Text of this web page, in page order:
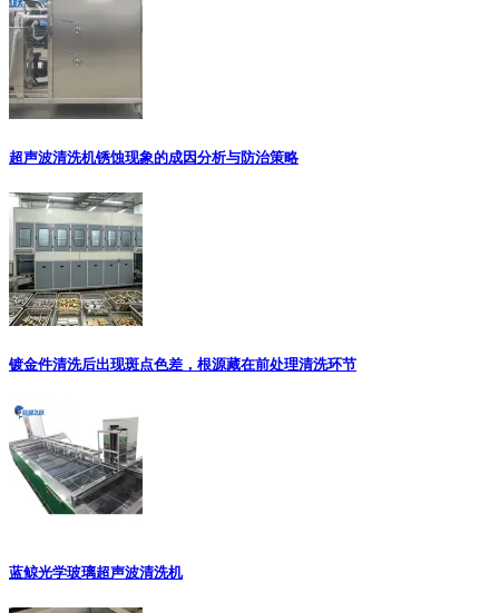
超声波清洗机锈蚀现象的成因分析与防治策略
镀金件清洗后出现斑点色差，根源藏在前处理清洗环节
蓝鲸光学玻璃超声波清洗机